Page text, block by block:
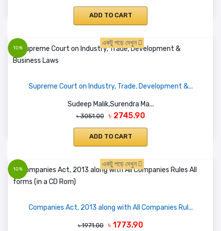
ADD TO CART
10%
একটু পড়ে দেখুন
Supreme Court on Industry, Trade, Development &...
Sudeep Malik,Surendra Ma...
৳ 3051.00 ৳ 2745.90
ADD TO CART
10%
একটু পড়ে দেখুন
Companies Act, 2013 along with All Companies Rul...
৳ 1971.00 ৳ 1773.90